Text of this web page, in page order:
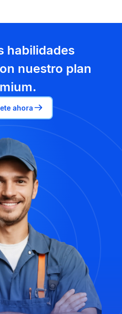
habilidades
nuestro plan
ahora